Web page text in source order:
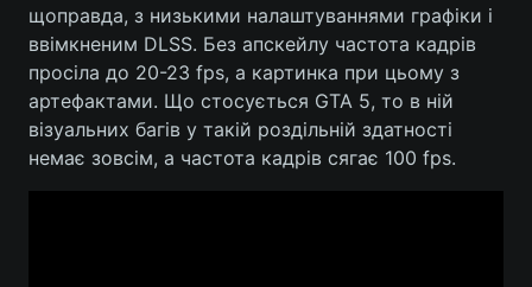
Цікавинки Погода
Екологія Регіони
Лонгріди
щоправда, з низькими налаштуваннями графіки і
ввімкненим DLSS. Без апскейлу частота кадрів
просіла до 20-23 fps, а картинка при цьому з
артефактами. Що стосується GTA 5, то в ній
візуальних багів у такій роздільній здатності
немає зовсім, а частота кадрів сягає 100 fps.